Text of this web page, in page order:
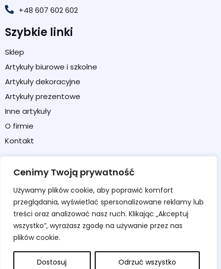
Cenimy Twoją prywatność
Używamy plików cookie, aby poprawić komfort
przeglądania, wyświetlać spersonalizowane reklamy lub
treści oraz analizować nasz ruch. Klikając „Akceptuj
wszystko”, wyrażasz zgodę na używanie przez nas
plików cookie.
Dostosuj Odrzuć wszystko
+48 607 602 602
Szybkie linki
Sklep
Artykuły biurowe i szkolne
Artykuły dekoracyjne
Artykuły prezentowe
Inne artykuły
O firmie
Kontakt
Koszyk
Formularz zwrotu / reklamacji
Regulamin sklepu
Polityka prywatności